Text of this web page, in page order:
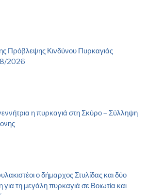
Πρόβλεψης Κινδύνου Πυρκαγιάς
2026
η πυρκαγιά στη Σκύρο – Σύλληψη
ο δήμαρχος Στυλίδας και δύο
για τη μεγάλη πυρκαγιά σε Βοιωτία και